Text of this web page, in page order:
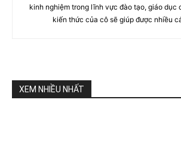
kinh nghiệm trong lĩnh vực đào tạo, giáo dục
kiến thức của cô sẽ giúp được nhiều
XEM NHIỀU NHẤT